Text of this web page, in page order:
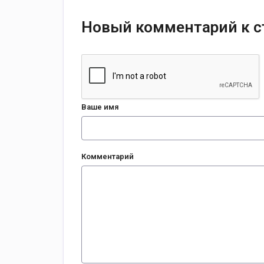
Новый комментарий к
Ваше имя
Комментарий